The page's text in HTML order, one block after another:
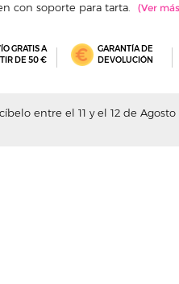
con soporte para tarta.
GRATIS A
DE 50 €
GARANTÍA DE
DEVOLUCIÓN
entre el 11 y el 12 de Agosto